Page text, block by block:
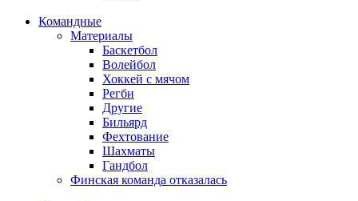
Командные
Материалы
Баскетбол
Волейбол
Хоккей с мячом
Регби
Другие
Бильярд
Фехтование
Шахматы
Гандбол
Финская команда отказалась